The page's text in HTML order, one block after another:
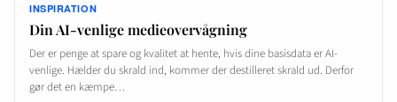
INSPIRATION
Din AI-venlige medieovervågning
Der er penge at spare og kvalitet at hente, hvis dine basisdata er AI-
venlige. Hælder du skrald ind, kommer der destilleret skrald ud. Derfor
gør det en kæmpe…